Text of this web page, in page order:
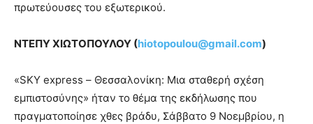
πρωτεύουσες του εξωτερικού.
ΝΤΕΠΥ ΧΙΩΤΟΠΟΥΛΟΥ (hiotopoulou@gmail.com)
«SKY express – Θεσσαλονίκη: Μια σταθερή σχέση
εμπιστοσύνης» ήταν το θέμα της εκδήλωσης που
πραγματοποίησε χθες βράδυ, Σάββατο 9 Νοεμβρίου, η